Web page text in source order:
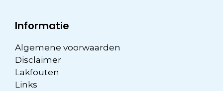
Informatie
Algemene voorwaarden
Disclaimer
Lakfouten
Links